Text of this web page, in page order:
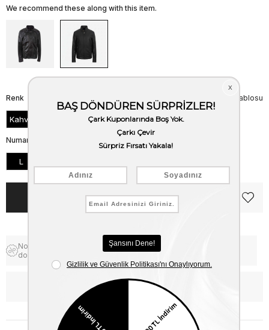
We recommend these along with this item.
Beden Tablosu
Renk
Kahve
Numara
L
Notify me when the price goes
down
WhatsApp’tan Bilgi Al